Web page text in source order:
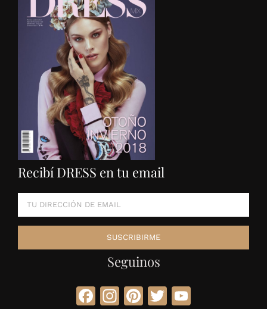
Recibí DRESS en tu email
Seguinos
Facebook
Instagram
Pinterest
Twitter